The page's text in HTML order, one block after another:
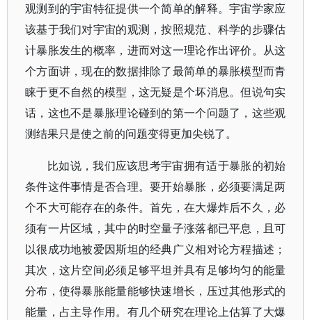
观测到的宇宙特征提供一个简单的解释。宇宙学家应
该基于我们对宇宙的观测，按照规范、科学的步骤估
计暴胀发生的概率，进而对这一理论作出评价。从这
个方面讲，现在的数据排除了最简单的暴胀模型而青
睐于更不自然的模型，这无疑是个坏消息。但说句实
话，这也不是暴胀理论碰到的第一个问题了，这些观
测结果只是使之前的问题变得更加尖锐了。
比如说，我们应该思考宇宙拥有适于暴胀的初始
条件这件事情是否合理。要开始暴胀，必须要满足两
个不大可能存在的条件。首先，在大爆炸后不久，必
须有一片区域，其中的时空量子涨落都已平息，且可
以很成功地被爱因斯坦的经典广义相对论方程描述；
其次，这片空间必须足够平坦并具有足够均匀的能量
分布，使得暴胀能量能够快速增长，压过其他形式的
能量，占主导作用。有几个研究在理论上估算了大爆